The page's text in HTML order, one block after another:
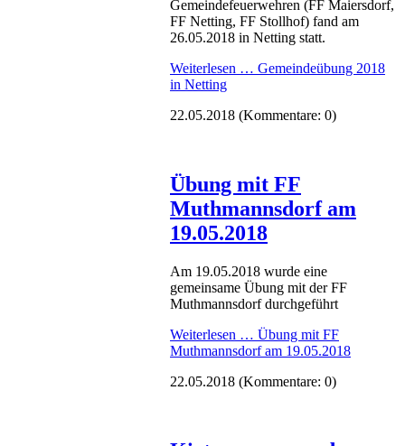
Gemeindefeuerwehren (FF Maiersdorf,
FF Netting, FF Stollhof) fand am
26.05.2018 in Netting statt.
Weiterlesen … Gemeindeübung 2018
in Netting
22.05.2018 (Kommentare: 0)
Übung mit FF
Muthmannsdorf am
19.05.2018
Am 19.05.2018 wurde eine
gemeinsame Übung mit der FF
Muthmannsdorf durchgeführt
Weiterlesen … Übung mit FF
Muthmannsdorf am 19.05.2018
22.05.2018 (Kommentare: 0)